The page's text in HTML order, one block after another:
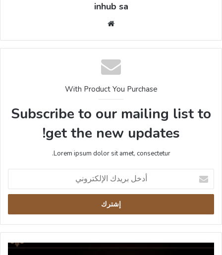
inhub sa
With Product You Purchase
Subscribe to our mailing list to
get the new updates!
Lorem ipsum dolor sit amet, consectetur.
بريدك
الإلكتروني
ما